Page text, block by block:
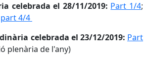
celebrada el 28/11/2019: Part 1/4;
part 4/4
celebrada el 23/12/2019: Part
plenària de l'any)